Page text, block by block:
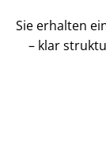
Sie erhalten
– klar